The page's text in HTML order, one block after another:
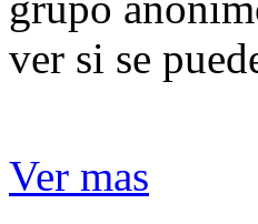
ver si se
Ver mas